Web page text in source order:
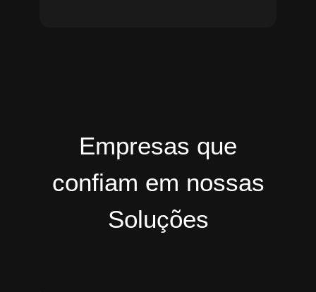
Empresas que
confiam em nossas
Soluções